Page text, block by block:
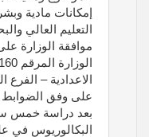
إمكانات مادية
التعليم العالي
موافقة الوزارة
الاعدادية –
على وفق الضوابط
بعد دراسة خمس
البكالوريوس في